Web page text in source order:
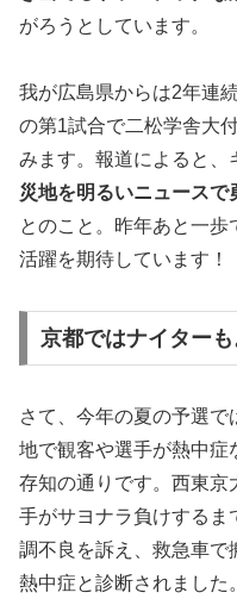
がろうとしています。
我が広島県からは2年連
の第1試合で二松学舎大
みます。報道によると、
災地を明るいニュースで
とのこと。昨年あと一歩
活躍を期待しています！
京都ではナイター
さて、今年の夏の予選
地で観客や選手が熱中症
存知の通りです。西東京
手がサヨナラ負けするま
調不良を訴え、救急車で
熱中症と診断されました。